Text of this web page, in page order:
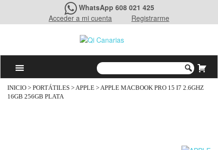
WhatsApp 608 021 425
Acceder a mi cuenta
Registrarme
INICIO > PORTÁTILES >APPLE > APPLE MACBOOK PRO 15 I7 2.6GHZ
16GB 256GB PLATA